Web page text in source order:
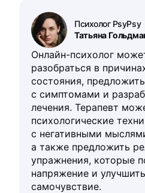
Татьяна
Психолог PsyPsy
Онлайн-психолог
разобраться в
состояния,
с симптомами и
лечения. Терапевт
психологические
с негативными
а также предложить
упражнения, которые
напряжение и
самочувствие.